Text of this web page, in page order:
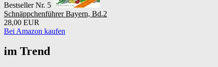
Bestseller Nr. 5
Schnäppchenführer Bayern, Bd.2
28,00 EUR
Bei Amazon kaufen
im Trend